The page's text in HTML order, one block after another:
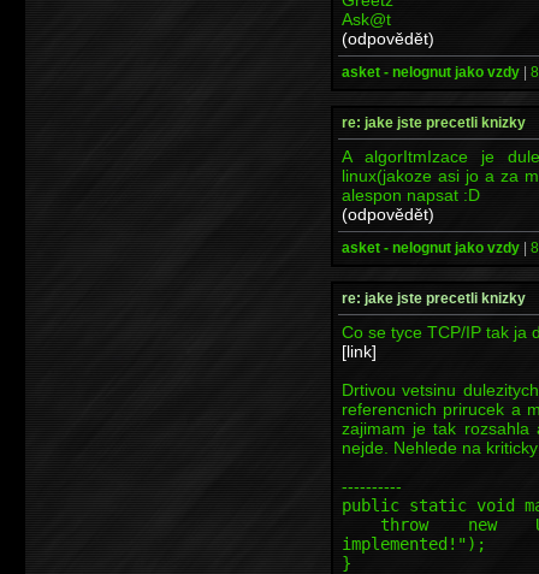
Ask@t
(odpovědět)
asket - nelognut jako vzdy |
re: jake jste precetli knizky
A algorItmIzace je
linux(jakoze asi jo a za
alespon napsat :D
(odpovědět)
asket - nelognut jako vzdy |
re: jake jste precetli knizky
Co se tyce TCP/IP tak ja
[link]
Drtivou vetsinu
referencnich prirucek a
zajimam je tak
nejde. Nehlede na
----------
public static void
throw new
implemented!");
}